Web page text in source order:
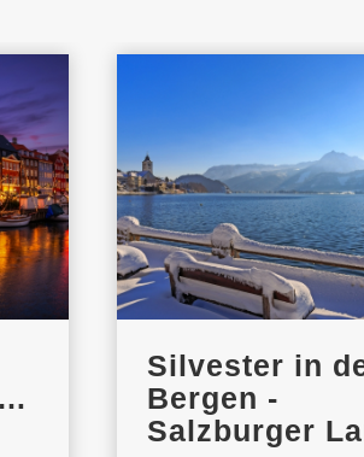
Silvester in
Bergen -
Salzburger